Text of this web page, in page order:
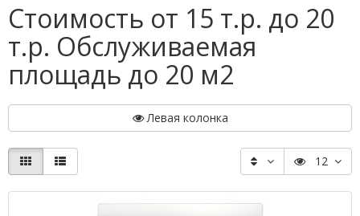
Стоимость от 15 т.р. до 20
т.р. Обслуживаемая
площадь до 20 м2
Левая колонка
12